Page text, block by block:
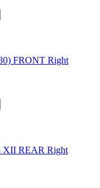
FRONT Right
XII REAR Right